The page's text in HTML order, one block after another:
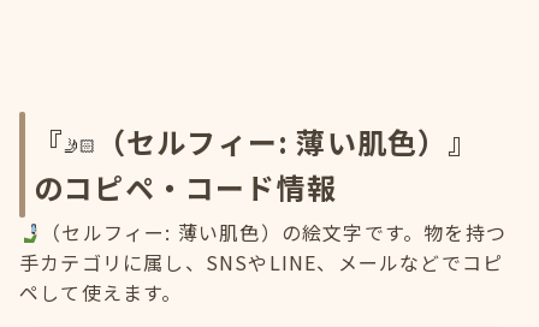
『
（セルフィー: 薄い肌色）』
のコピペ・コード情報
（セルフィー: 薄い肌色）の絵文字です。物を持つ
手カテゴリに属し、SNSやLINE、メールなどでコピ
ペして使えます。